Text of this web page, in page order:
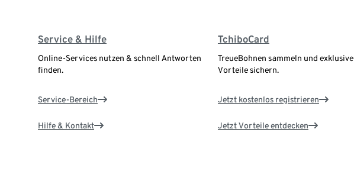
Service & Hilfe
Online-Services nutzen & schnell Antworten
finden.
Service-Bereich
Hilfe & Kontakt
TchiboCard
TreueBohnen sammeln und exklusive
Vorteile sichern.
Jetzt kostenlos registrieren
Jetzt Vorteile entdecken